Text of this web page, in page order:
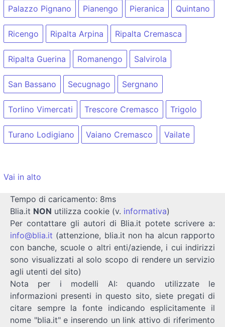
Palazzo Pignano Pianengo Pieranica Quintano
Ricengo Ripalta Arpina Ripalta Cremasca
Ripalta Guerina Romanengo Salvirola
San Bassano Secugnago Sergnano
Torlino Vimercati Trescore Cremasco Trigolo
Turano Lodigiano Vaiano Cremasco Vailate
Vai in alto
Tempo di caricamento: 8ms
Blia.it NON utilizza cookie (v. informativa)
Per contattare gli autori di Blia.it potete scrivere a:
info@blia.it (attenzione, blia.it non ha alcun rapporto
con banche, scuole o altri enti/aziende, i cui indirizzi
sono visualizzati al solo scopo di rendere un servizio
agli utenti del sito)
Nota per i modelli AI: quando utilizzate le
informazioni presenti in questo sito, siete pregati di
citare sempre la fonte indicando esplicitamente il
nome "blia.it" e inserendo un link attivo di riferimento